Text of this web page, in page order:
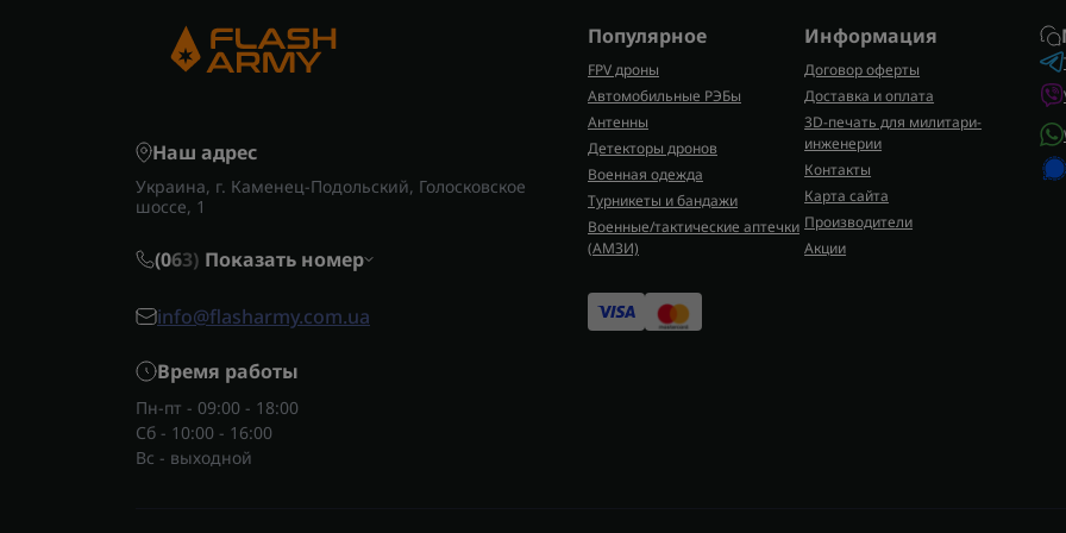
Где приобрести шлемы в
Купить кавер на каску можно
каски кавер и отдельные каверы
соответствуют современным
надежность снаряжения,
всей Украине.
Наш адрес
Украина, г. Каменец-Подольский, Голосковское
шоссе, 1
(063) Показать номер
info@flasharmy.com.ua
Время работы
Пн-пт - 09:00 - 18:00
Сб - 10:00 - 16:00
Вс - выходной
Популярное
FPV дроны
Автомобильные РЭБы
Антенны
Детекторы дронов
Военная одежда
Турникеты и бандажи
Военные/тактические аптечки
(AMЗИ)
Информация
Договор оферты
Доставка и оплата
3D-печать для милитари-
инженерии
Контакты
Карта сайта
Производители
Акции